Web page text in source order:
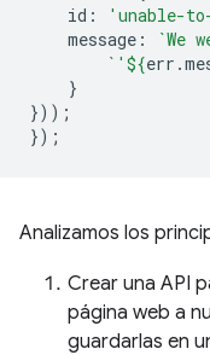
id : 'unable-to-
message :
`We
`' ${err .
}
}));
});
Analizamos los
Crear una API
página web a
guardarlas en